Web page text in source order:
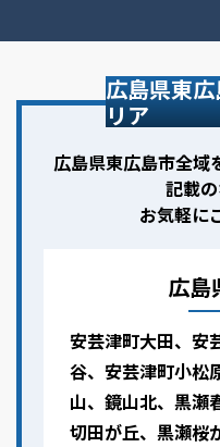
広島県東
リア
広島県東広島市全域
記載
お気軽に
広島
安芸津町大田、安
谷、安芸津町小松
山、鏡山北、黒瀬
切田が丘、黒瀬桜